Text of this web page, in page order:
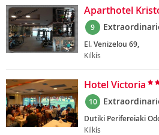
Aparthotel
9
El. Venizelou 69,
Kilkís
Hotel Victoria
10
Dutiki Perifereiaki
Kilkís